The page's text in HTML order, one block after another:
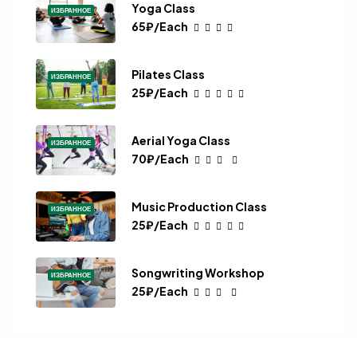
ИЗБРАННОЕ
Yoga Class
65₽/Each
ИЗБРАННОЕ
Pilates Class
25₽/Each
ИЗБРАННОЕ
Aerial Yoga Class
70₽/Each
ИЗБРАННОЕ
Music Production Class
25₽/Each
ИЗБРАННОЕ
Songwriting Workshop
25₽/Each